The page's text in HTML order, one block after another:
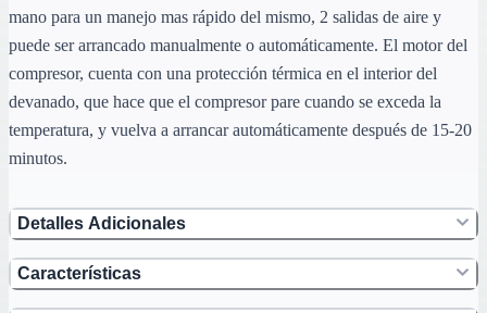
mano para un manejo mas rápido del mismo, 2 salidas de aire y
puede ser arrancado manualmente o automáticamente. El motor del
compresor, cuenta con una protección térmica en el interior del
devanado, que hace que el compresor pare cuando se exceda la
temperatura, y vuelva a arrancar automáticamente después de 15-20
minutos.
Detalles Adicionales
Características